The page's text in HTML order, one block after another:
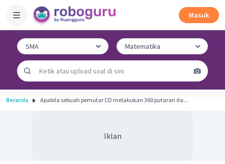
Masuk
Beranda Apabila sebuah pemutar CD melakukan 360 putaran da...
Iklan